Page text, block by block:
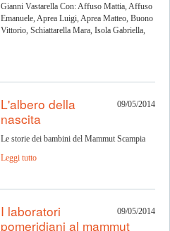
Gianni Vastarella Con: Affuso Mattia, Affuso
Emanuele, Aprea Luigi, Aprea Matteo, Buono
Vittorio, Schiattarella Mara, Isola Gabriella,
09/05/2014
L'albero della
nascita
Le storie dei bambini del Mammut Scampia
Leggi tutto
09/05/2014
I laboratori
pomeridiani al mammut